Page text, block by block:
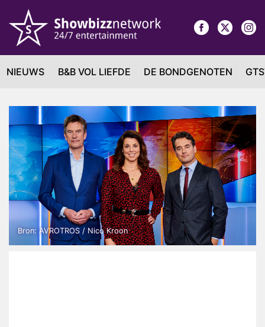
NIEUWS B&B VOL LIEFDE DE BONDGENOTEN
Bron: AVROTROS / Nico Kroon